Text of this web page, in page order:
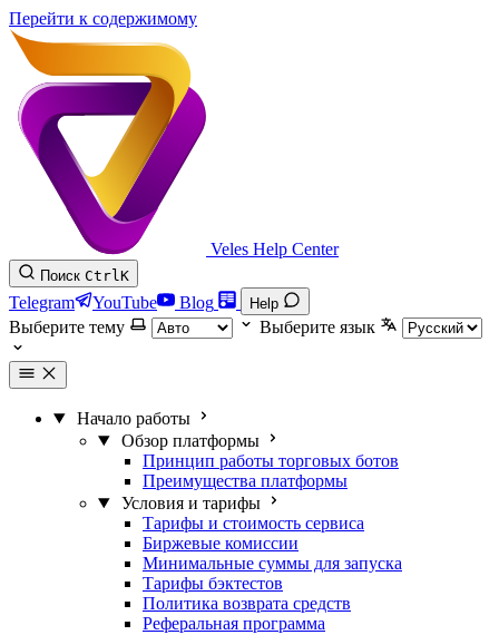
Перейти к содержимому
Veles Help Center
Поиск CtrlK
Telegram YouTube Blog Help
Выберите тему Выберите язык
Начало работы
Обзор платформы
Принцип работы торговых ботов
Преимущества платформы
Условия и тарифы
Тарифы и стоимость сервиса
Биржевые комиссии
Минимальные суммы для запуска
Тарифы бэктестов
Политика возврата средств
Реферальная программа